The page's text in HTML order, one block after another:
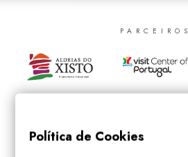
PARCEIROS
Política de Cookies